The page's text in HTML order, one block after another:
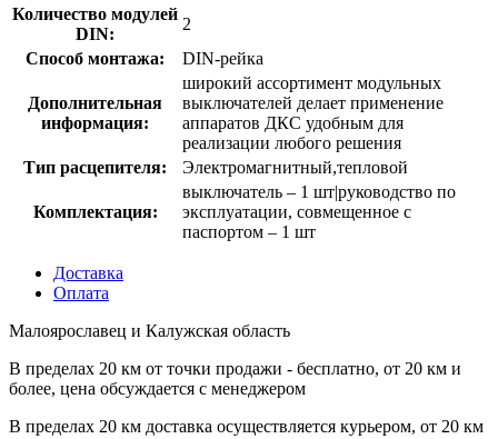
Количество модулей
DIN:
2
Способ монтажа:
DIN-рейка
Дополнительная
информация:
широкий ассортимент модульных
выключателей делает применение
аппаратов ДКС удобным для
реализации любого решения
Тип расцепителя:
Электромагнитный,тепловой
Комплектация:
выключатель – 1 шт|руководство по
эксплуатации, совмещенное с
паспортом – 1 шт
Доставка
Оплата
Малоярославец и Калужская область
В пределах 20 км от точки продажи - бесплатно, от 20 км и
более, цена обсуждается с менеджером
В пределах 20 км доставка осуществляется курьером, от 20 км